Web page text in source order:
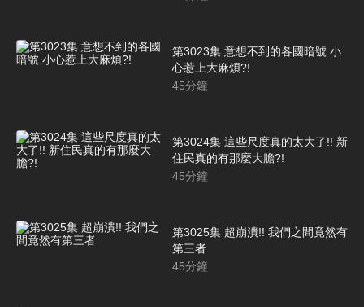
第3023集 意想不到的各國暗號 小
心惹上大麻煩?!
45分鐘
第3024集 這些尺度真的太大了!! 新
住民真的有那麼大膽?!
45分鐘
第3025集 超崩潰!! 我們之間竟然有
第三者
45分鐘